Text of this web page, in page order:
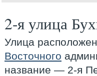
2-я улица
Улица
Восточного
название — 2-я